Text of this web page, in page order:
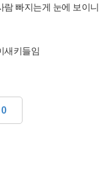
람 빠지는게 눈에 보이니
새키들임
0